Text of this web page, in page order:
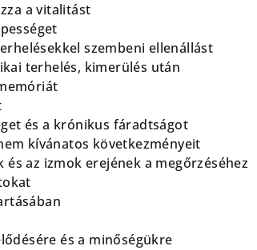
a vitalitást
szembeni ellenállást
terhelés, kimerülés után
és a krónikus fáradtságot
kívánatos következményeit
az izmok erejének a megőrzéséhez
és a minőségükre